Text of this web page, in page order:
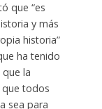
que “es
y más
historia”
ha tenido
la
que todos
sea para